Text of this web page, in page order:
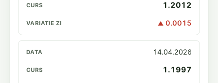
1.2012
▲ 0.0015
14.04.2026
1.1997